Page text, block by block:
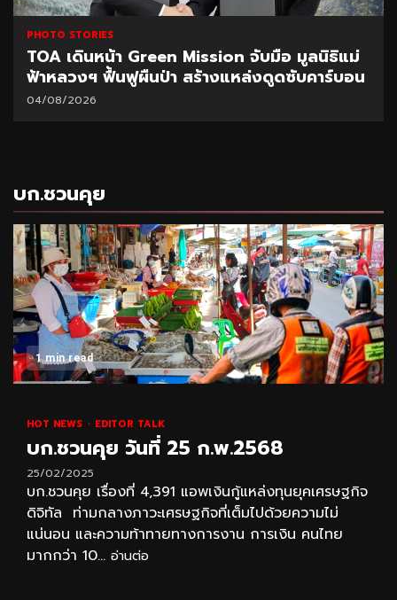
PHOTO STORIES
TOA เดินหน้า Green Mission จับมือ มูลนิธิแม่
ฟ้าหลวงฯ ฟื้นฟูผืนป่า สร้างแหล่งดูดซับคาร์บอน
04/08/2026
บก.ชวนคุย
1 min read
HOT NEWS EDITOR TALK
บก.ชวนคุย วันที่ 25 ก.พ.2568
25/02/2025
บก.ชวนคุย เรื่องที่ 4,391 แอพเงินกู้แหล่งทุนยุคเศรษฐกิจ
ดิจิทัล ท่ามกลางภาวะเศรษฐกิจที่เต็มไปด้วยความไม่
แน่นอน และความท้าทายทางการงาน การเงิน คนไทย
มากกว่า 10... อ่านต่อ